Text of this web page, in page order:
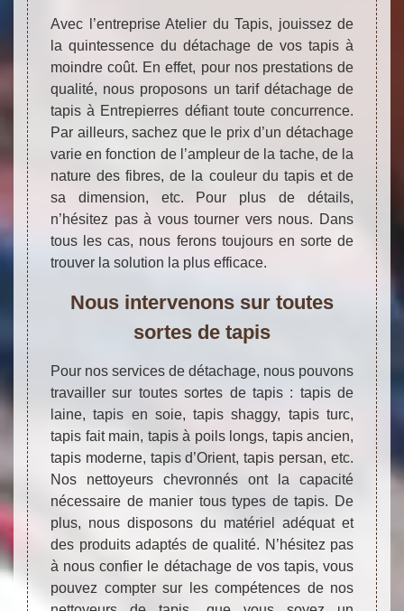
Avec l’entreprise Atelier du Tapis, jouissez de
la quintessence du détachage de vos tapis à
moindre coût. En effet, pour nos prestations de
qualité, nous proposons un tarif détachage de
tapis à Entrepierres défiant toute concurrence.
Par ailleurs, sachez que le prix d’un détachage
varie en fonction de l’ampleur de la tache, de la
nature des fibres, de la couleur du tapis et de
sa dimension, etc. Pour plus de détails,
n’hésitez pas à vous tourner vers nous. Dans
tous les cas, nous ferons toujours en sorte de
trouver la solution la plus efficace.
Nous intervenons sur toutes
sortes de tapis
Pour nos services de détachage, nous pouvons
travailler sur toutes sortes de tapis : tapis de
laine, tapis en soie, tapis shaggy, tapis turc,
tapis fait main, tapis à poils longs, tapis ancien,
tapis moderne, tapis d’Orient, tapis persan, etc.
Nos nettoyeurs chevronnés ont la capacité
nécessaire de manier tous types de tapis. De
plus, nous disposons du matériel adéquat et
des produits adaptés de qualité. N’hésitez pas
à nous confier le détachage de vos tapis, vous
pouvez compter sur les compétences de nos